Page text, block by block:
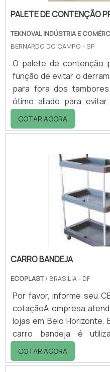
PALETE DE CONTENÇÃO
TEKNOVAL INDÚSTRIA E
BERNARDO DO CAMPO - SP
O palete de contenção
função de evitar o
para fora dos
ótimo aliado para
produtos, o palete é
líquido e está
acordo com a
DIFERENCIAIS DO
é que o palete de
recuperar o líquido
melhor custo-
praticidade na hora da lim.
COTAR AGORA
CARRO BANDEJA
ECOPLAST/ BRASILIA - DF
Por favor, informe seu
cotaçãoA empresa
lojas em Belo Horizonte,
carro bandeja é
segmentos e para
como nos bares,
COTAR AGORA